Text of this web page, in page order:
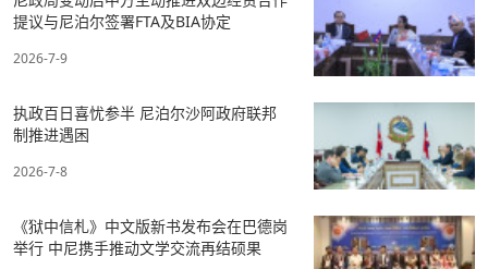
提议与尼泊尔签署FTA及BIA协定
2026-7-9
执政百日喜忧参半 尼泊尔沙阿政府联邦
制推进遇困
2026-7-8
《狱中信札》中文版新书发布会在巴德岗
举行 中尼携手推动文学交流再结硕果